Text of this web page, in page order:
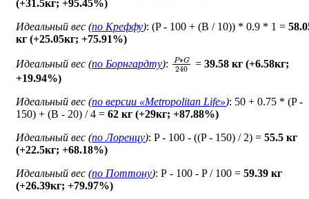
(+31.5кг; +95.45%)
Идеальный вес (по Креффу): (P - 100 + (B / 10)) * 0.9 * 1 =
кг (+25.05кг; +75.91%)
Идеальный вес (по Борнгардту): P∗G 240
=39.58 кг (+6.58кг;
+19.94%)
Идеальный вес (по версии «Metropolitan Life»): 50 + 0.75 * (P -
150) + (B - 20) / 4 = 62 кг (+29кг; +87.88%)
Идеальный вес (по Лоренцу): P - 100 - ((P - 150) / 2) = 55.5 кг
(+22.5кг; +68.18%)
Идеальный вес (по Поттону): Р - 100 - P / 100 = 59.39 кг
(+26.39кг; +79.97%)